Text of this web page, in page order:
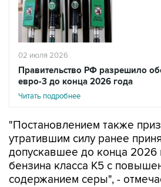
02 июля 2026
Правительство РФ разрешило
евро-3 до конца 2026 года
Читать подробнее
"Постановлением также
утратившим силу ранее
допускавшее до конца 2026
бензина класса К5 с
содержанием серы", -